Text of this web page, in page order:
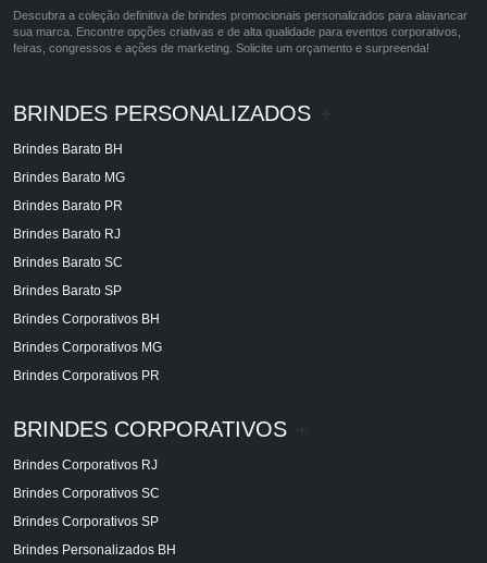
Descubra a coleção definitiva de brindes promocionais personalizados para alavancar
sua marca. Encontre opções criativas e de alta qualidade para eventos corporativos,
feiras, congressos e ações de marketing. Solicite um orçamento e surpreenda!
BRINDES PERSONALIZADOS
Brindes Barato BH
Brindes Barato MG
Brindes Barato PR
Brindes Barato RJ
Brindes Barato SC
Brindes Barato SP
Brindes Corporativos BH
Brindes Corporativos MG
Brindes Corporativos PR
BRINDES CORPORATIVOS
Brindes Corporativos RJ
Brindes Corporativos SC
Brindes Corporativos SP
Brindes Personalizados BH